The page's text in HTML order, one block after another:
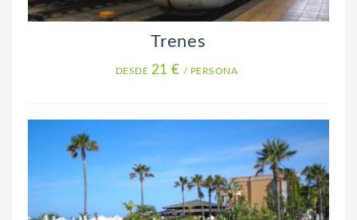
Trenes
DESDE 21 € / PERSONA